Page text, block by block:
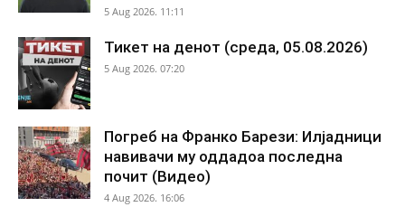
5 Aug 2026. 11:11
Тикет на денот (среда, 05.08.2026)
5 Aug 2026. 07:20
Погреб на Франко Барези: Илјадници
навивачи му оддадоа последна
почит (Видео)
4 Aug 2026. 16:06